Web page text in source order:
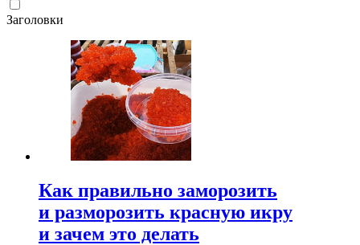
Заголовки
Как правильно заморозить
и разморозить красную икру
и зачем это делать